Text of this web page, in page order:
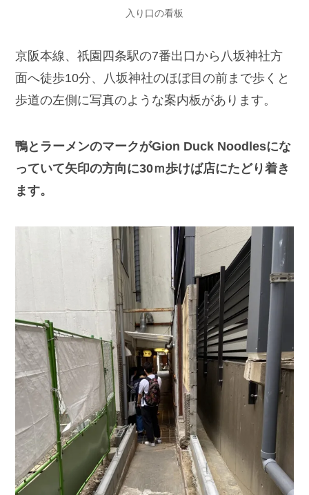
入り口の看板
京阪本線、祇園四条駅の7番出口から八坂神社方
面へ徒歩10分、八坂神社のほぼ目の前まで歩くと
歩道の左側に写真のような案内板があります。
鴨とラーメンのマークがGion Duck Noodlesにな
っていて矢印の方向に30ｍ歩けば店にたどり着き
ます。